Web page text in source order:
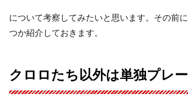
について考察してみたいと思います。その前
つか紹介しておきます。
クロロたち以外は単独プレー